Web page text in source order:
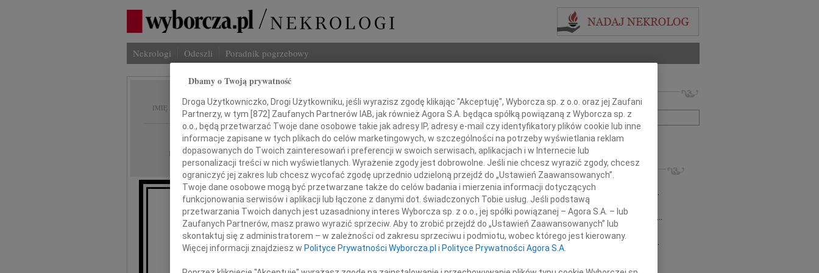
Nekrologi Odeszli Poradnik pogrzebowy
IMIĘ I NAZWISKO: Grzegorz Stolarek
REGION: Radom
DATA EMISJI: 06.03.2020
Z wielkim żalem przyjęliśmy wiadomość,
że w dniu 4 marca 2020 roku
zmarł nagle
Imię i nazwisko lub numer ogłoszenia:
+ szukanie zaawansowane
INNE NEKROLOGI
06.08.2026Radom
Sędziemu Marcinowi Kobylskiemu wyrazy...
Stanisław Kowalski06.11.2024
Z ogromnym smutkiem żegnamy Stanisława...
28.10.2022
Radom
Sędzi Beacie Zielińskiej wyrazy głębokiego...
Janina Kwapisiewicz
W sierpniu mija kolejna rocznica śmierci...
Dbamy o Twoją prywatność
Droga Użytkowniczko, Drogi Użytkowniku, jeśli wyrazisz zgodę klikając "Akceptuję", Wyborcza sp. z o.o. oraz jej Zaufani
Partnerzy, w tym [872] Zaufanych Partnerów IAB, jak również Agora S.A. będąca spółką powiązaną z Wyborcza sp. z
o.o., będą przetwarzać Twoje dane osobowe takie jak adresy IP, adresy e-mail czy identyfikatory plików cookie lub inne
informacje zapisane w tych plikach do celów marketingowych, w szczególności na potrzeby wyświetlania reklam
dopasowanych do Twoich zainteresowań i preferencji w swoich serwisach, aplikacjach i w Internecie lub
personalizacji treści w nich wyświetlanych. Wyrażenie zgody jest dobrowolne. Jeśli nie chcesz wyrazić zgody, chcesz
ograniczyć jej zakres lub chcesz wycofać zgodę uprzednio udzieloną przejdź do „Ustawień Zaawansowanych”.
Twoje dane osobowe mogą być przetwarzane także do celów badania i mierzenia informacji dotyczących
funkcjonowania serwisów i aplikacji lub łączone z danymi dot. świadczonych Tobie usług. Jeśli podstawą
przetwarzania Twoich danych jest uzasadniony interes Wyborcza sp. z o.o., jej spółki powiązanej – Agora S.A. – lub
Zaufanych Partnerów, masz prawo wyrazić sprzeciw. Aby to zrobić przejdź do „Ustawień Zaawansowanych” lub
skontaktuj się z administratorem – w zależności od zakresu sprzeciwu i podmiotu, wobec którego jest kierowany.
Więcej informacji znajdziesz w Polityce Prywatności Wyborcza.pl i Polityce Prywatności Agora S.A.